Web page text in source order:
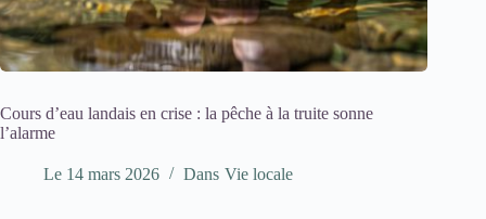
Cours d’eau landais en crise : la pêche à la truite sonne
l’alarme
Le 14 mars 2026 Dans Vie locale